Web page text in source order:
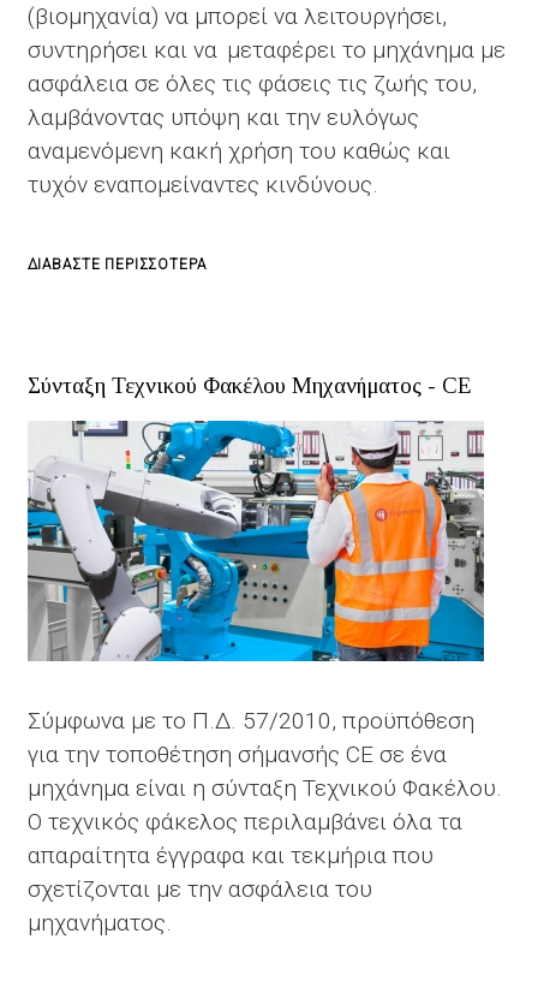
(βιομηχανία) να μπορεί να λειτουργήσει,
συντηρήσει και να μεταφέρει το μηχάνημα με
ασφάλεια σε όλες τις φάσεις τις ζωής του,
λαμβάνοντας υπόψη και την ευλόγως
αναμενόμενη κακή χρήση του καθώς και
τυχόν εναπομείναντες κινδύνους.
ΔΙΑΒΆΣΤΕ ΠΕΡΙΣΣΌΤΕΡΑ
ΧΡΉΣΗΣ
ΜΗΧΑΝΉΜΑΤΟΣ
Σύνταξη Τεχνικού Φακέλου Μηχανήματος - CE
Σύμφωνα με το Π.Δ. 57/2010, προϋπόθεση
για την τοποθέτηση σήμανσής CE σε ένα
μηχάνημα είναι η σύνταξη Τεχνικού Φακέλου.
Ο τεχνικός φάκελος περιλαμβάνει όλα τα
απαραίτητα έγγραφα και τεκμήρια που
σχετίζονται με την ασφάλεια του
μηχανήματος.